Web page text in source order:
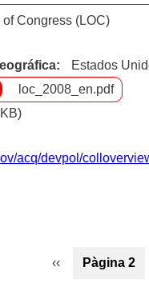
of Congress (LOC)
Estados
loc_2008_en.pdf
acq/devpol/
Pàgina
‹‹ Pàgina 2